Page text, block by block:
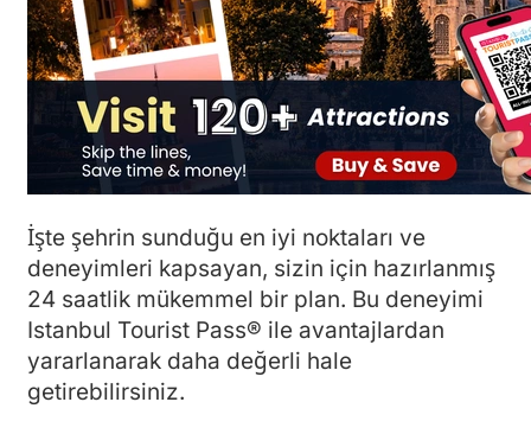
İşte şehrin sunduğu en iyi noktaları ve
deneyimleri kapsayan, sizin için hazırlanmış
24 saatlik mükemmel bir plan. Bu deneyimi
Istanbul Tourist Pass® ile avantajlardan
yararlanarak daha değerli hale
getirebilirsiniz.